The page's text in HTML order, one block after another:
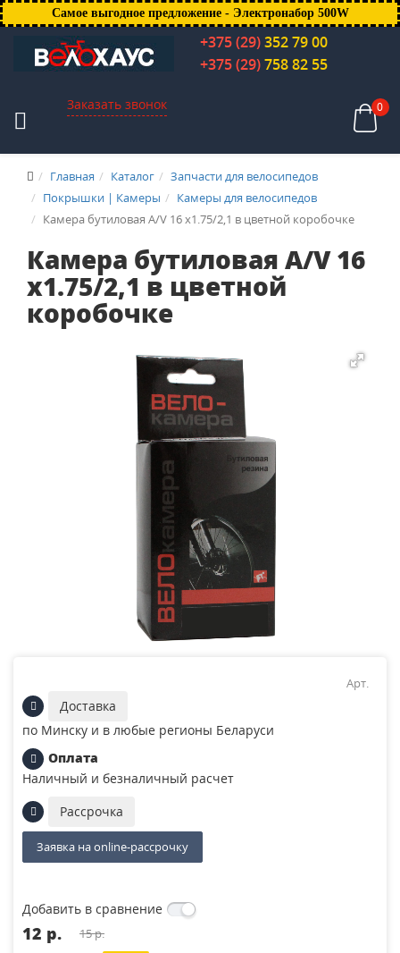
Самое выгодное предложение - Электронабор 500W
+375 (29)352 79 00
+375 (29)758 82 55
Заказать звонок 0
Главная Каталог
Запчасти для велосипедов
Покрышки | Камеры
Камеры для велосипедов
Камера бутиловая A/V 16 x1.75/2,1 в цветной коробочке
Камера бутиловая A/V 16
x1.75/2,1 в цветной
коробочке
Арт.
Доставка
по Минску и в любые регионы Беларуси
Оплата
Наличный и безналичный расчет
Рассрочка
Заявка на online-рассрочку
Добавить в сравнение
12 p. 15 p.